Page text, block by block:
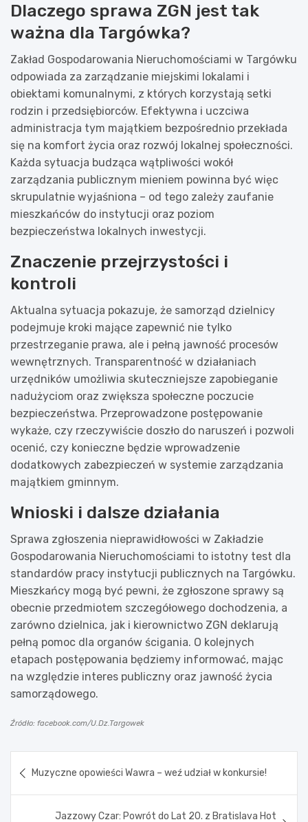
Dlaczego sprawa ZGN jest tak
ważna dla Targówka?
Zakład Gospodarowania Nieruchomościami w Targówku
odpowiada za zarządzanie miejskimi lokalami i
obiektami komunalnymi, z których korzystają setki
rodzin i przedsiębiorców. Efektywna i uczciwa
administracja tym majątkiem bezpośrednio przekłada
się na komfort życia oraz rozwój lokalnej społeczności.
Każda sytuacja budząca wątpliwości wokół
zarządzania publicznym mieniem powinna być więc
skrupulatnie wyjaśniona – od tego zależy zaufanie
mieszkańców do instytucji oraz poziom
bezpieczeństwa lokalnych inwestycji.
Znaczenie przejrzystości i
kontroli
Aktualna sytuacja pokazuje, że samorząd dzielnicy
podejmuje kroki mające zapewnić nie tylko
przestrzeganie prawa, ale i pełną jawność procesów
wewnętrznych. Transparentność w działaniach
urzędników umożliwia skuteczniejsze zapobieganie
nadużyciom oraz zwiększa społeczne poczucie
bezpieczeństwa. Przeprowadzone postępowanie
wykaże, czy rzeczywiście doszło do naruszeń i pozwoli
ocenić, czy konieczne będzie wprowadzenie
dodatkowych zabezpieczeń w systemie zarządzania
majątkiem gminnym.
Wnioski i dalsze działania
Sprawa zgłoszenia nieprawidłowości w Zakładzie
Gospodarowania Nieruchomościami to istotny test dla
standardów pracy instytucji publicznych na Targówku.
Mieszkańcy mogą być pewni, że zgłoszone sprawy są
obecnie przedmiotem szczegółowego dochodzenia, a
zarówno dzielnica, jak i kierownictwo ZGN deklarują
pełną pomoc dla organów ścigania. O kolejnych
etapach postępowania będziemy informować, mając
na względzie interes publiczny oraz jawność życia
samorządowego.
Źródło: facebook.com/U.Dz.Targowek
wpisu
Muzyczne opowieści Wawra – weź udział w konkursie!
Jazzowy Czar: Powrót do Lat 20. z Bratislava Hot